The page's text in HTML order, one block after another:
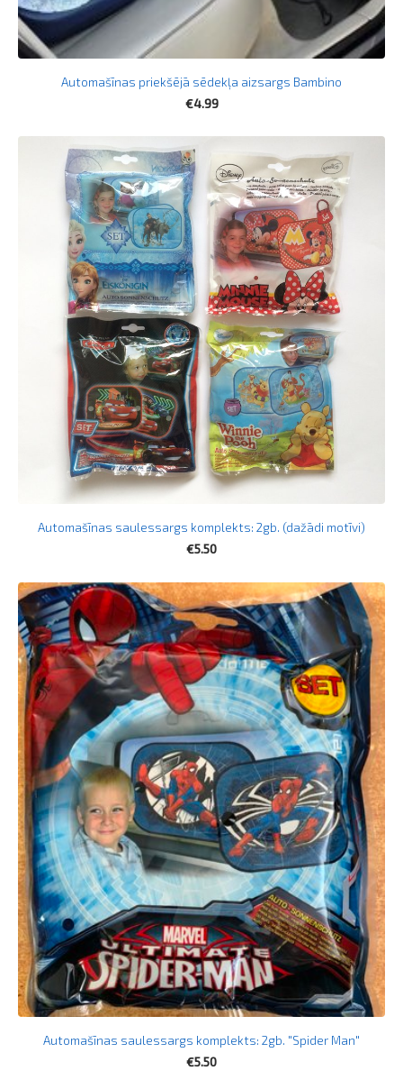
Automašīnas priekšējā sēdekļa aizsargs Bambino
€4.99
Automašīnas saulessargs komplekts: 2gb. (dažādi motīvi)
€5.50
Automašīnas saulessargs komplekts: 2gb. "Spider Man"
€5.50